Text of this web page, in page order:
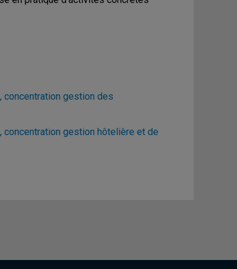
concentration gestion des
concentration gestion hôtelière et de